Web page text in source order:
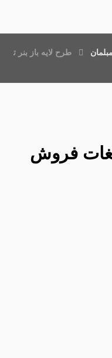
مبلمان
طرح لایه باز بنر ت
فروش